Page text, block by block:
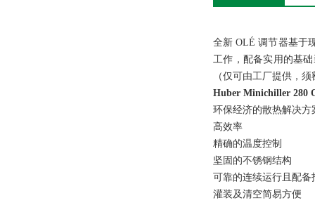
全新 OLÉ 调节器基于
工作，配备实用的基
（仅可由工厂提供，
Huber Minichiller 280
环保经济的散热解决
高效率
精确的温度控制
坚固的不锈钢结构
可靠的连续运行且配
灌装及清空简易方便